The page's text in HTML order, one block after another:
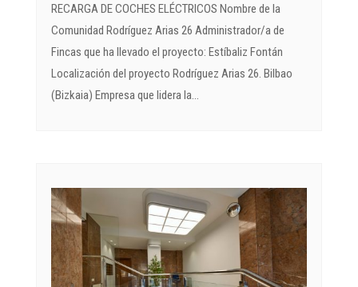
RECARGA DE COCHES ELÉCTRICOS Nombre de la
Comunidad Rodríguez Arias 26 Administrador/a de
Fincas que ha llevado el proyecto: Estíbaliz Fontán
Localización del proyecto Rodríguez Arias 26. Bilbao
(Bizkaia) Empresa que lidera la...